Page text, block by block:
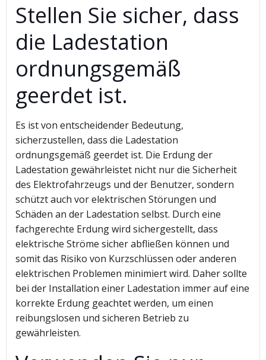
Stellen Sie sicher, dass
die Ladestation
ordnungsgemäß
geerdet ist.
Es ist von entscheidender Bedeutung,
sicherzustellen, dass die Ladestation
ordnungsgemäß geerdet ist. Die Erdung der
Ladestation gewährleistet nicht nur die Sicherheit
des Elektrofahrzeugs und der Benutzer, sondern
schützt auch vor elektrischen Störungen und
Schäden an der Ladestation selbst. Durch eine
fachgerechte Erdung wird sichergestellt, dass
elektrische Ströme sicher abfließen können und
somit das Risiko von Kurzschlüssen oder anderen
elektrischen Problemen minimiert wird. Daher sollte
bei der Installation einer Ladestation immer auf eine
korrekte Erdung geachtet werden, um einen
reibungslosen und sicheren Betrieb zu
gewährleisten.